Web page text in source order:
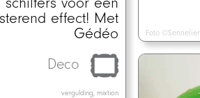
Foto ©Sennelier
effect! Met
Gédéo
Deco
vergulding, mixtion